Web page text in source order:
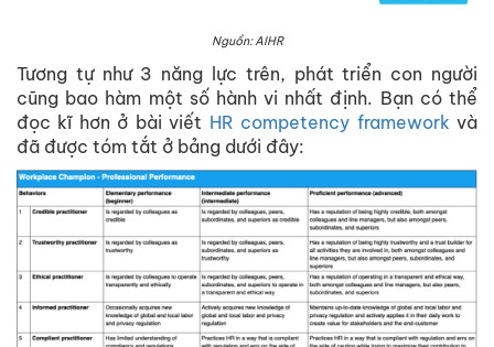
Nguồn: AIHR
Tương tự như 3 năng lực trên, phát triển con người
cũng bao hàm một số hành vi nhất định. Bạn có thể
đọc kĩ hơn ở bài viết HR competency frameworkvà
đã được tóm tắt ở bảng dưới đây: